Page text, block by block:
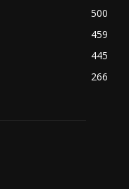
500
459
445
266